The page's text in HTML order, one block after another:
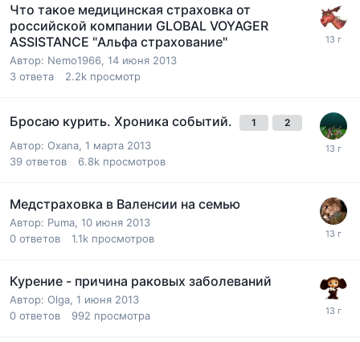
Что такое медицинская страховка от
российской компании GLOBAL VOYAGER
ASSISTANCE "Альфа страхование"
Автор: Nemo1966, 14 июня 2013
3 ответа 2.2k просмотр
Бросаю курить. Хроника событий. 1 2
Автор: Oxana, 1 марта 2013
39 ответов 6.8k просмотров
Медстраховка в Валенсии на семью
Автор: Puma, 10 июня 2013
0 ответов 1.1k просмотров
Курение - причина раковых заболеваний
Автор: Olga, 1 июня 2013
0 ответов 992 просмотра